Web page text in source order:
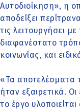
Αυτοδιοίκηση», η
αποδείξει
τις λειτουργήσει
διαφανέστατο
κοινωνίας, και
«Τα αποτελέσματα
ήταν εξαιρετικά. Οι
το έργο